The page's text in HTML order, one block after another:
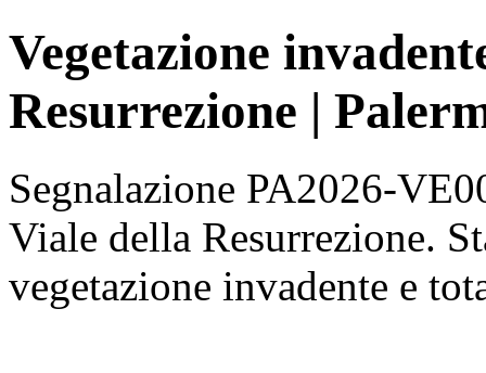
Vegetazione
Resurrezione |
Segnalazione PA2026-
Viale della Resurrezione.
vegetazione invadente e